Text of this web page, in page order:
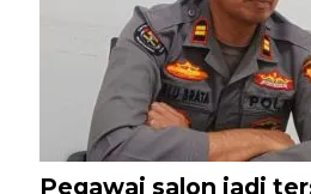
Pegawai salon jadi